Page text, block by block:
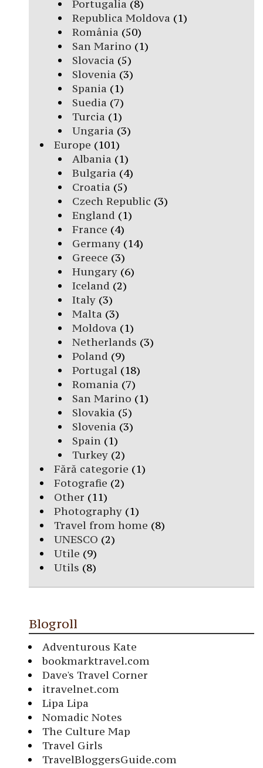
Portugalia (8)
Republica Moldova (1)
România (50)
San Marino (1)
Slovacia (5)
Slovenia (3)
Spania (1)
Suedia (7)
Turcia (1)
Ungaria (3)
Europe (101)
Albania (1)
Bulgaria (4)
Croatia (5)
Czech Republic (3)
England (1)
France (4)
Germany(14)
Greece (3)
Hungary(6)
Iceland (2)
Italy(3)
Malta (3)
Moldova (1)
Netherlands (3)
Poland (9)
Portugal(18)
Romania (7)
San Marino (1)
Slovakia (5)
Slovenia (3)
Spain(1)
Turkey(2)
Fără categorie (1)
Fotografie (2)
Other (11)
Photography (1)
Travel from home (8)
UNESCO (2)
Utile (9)
Utils (8)
Blogroll
Adventurous Kate
bookmarktravel.com
Dave's Travel Corner
itravelnet.com
Lipa Lipa
Nomadic Notes
The Culture Map
Travel Girls
TravelBloggersGuide.com